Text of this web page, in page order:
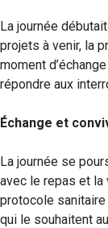
La journée
projets à venir, la
moment
répondre aux
Échange et
La journée se
avec le repas et
protocole
qui le souhaitent